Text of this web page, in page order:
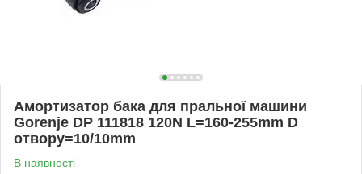
Амортизатор бака для пральної машини
Gorenje DP 111818 120N L=160-255mm D
отвору=10/10mm
В наявності